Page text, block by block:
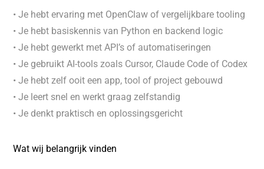
• Je hebt ervaring met OpenClaw of vergelijkbare tooling
• Je hebt basiskennis van Python en backend logic
• Je hebt gewerkt met API’s of automatiseringen
• Je gebruikt AI-tools zoals Cursor, Claude Code of Codex
• Je hebt zelf ooit een app, tool of project gebouwd
• Je leert snel en werkt graag zelfstandig
• Je denkt praktisch en oplossingsgericht
Wat wij belangrijk vinden